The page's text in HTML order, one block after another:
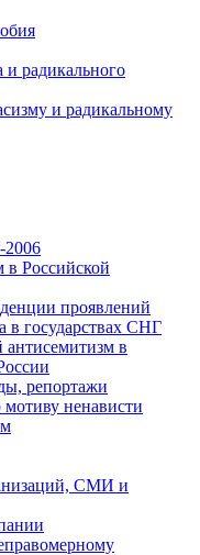
и радикального
и радикальному
2006
в Российской
проявлений
в государствах СНГ
в
репортажи
ненависти
СМИ и